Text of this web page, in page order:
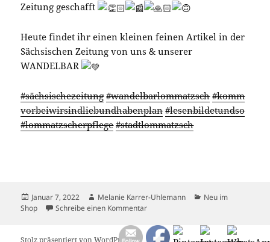
Zeitung geschafft
Heute findet ihr einen kleinen feinen Artikel in der
Sächsischen Zeitung von uns & unserer
WANDELBAR
#sächsischezeitung #wandelbarlommatzsch #komm
vorbeiwirsindliebundhabenplan #lesenbildetundso
#lommatzscherpflege #stadtlommatzsch
Veröffentlicht
am
Januar 7, 2022 Autor
Melanie Karrer-Uhlemann Kategorien
Neu im
Shop
Schreibe einen Kommentarzu DROGERIE IN SCHÖN